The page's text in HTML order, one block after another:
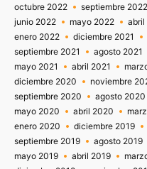
octubre 2022
septiembre 2022
junio 2022
mayo 2022 abril
enero 2022
diciembre 2021
septiembre 2021
agosto 2021
mayo 2021
abril 2021
diciembre 2020
noviembre
septiembre 2020
agosto 2020
mayo 2020
abril 2020
enero 2020
diciembre 2019
septiembre 2019
agosto 2019
mayo 2019
abril 2019